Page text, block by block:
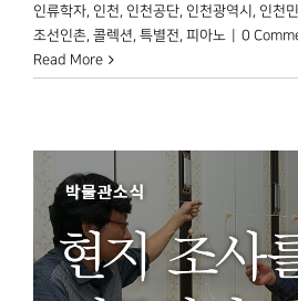
인류학자, 인천, 인천공단, 인천광역시 , 인천
조선인촌, 콜렉션, 특별전, 피아노
0
Read More